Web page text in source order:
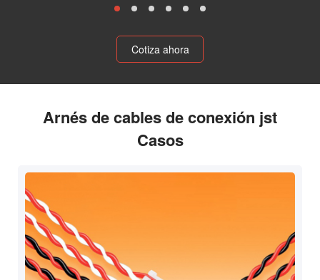
Cotiza ahora
Arnés de cables de conexión jst
Casos